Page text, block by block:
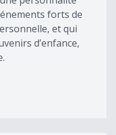
forts de
et qui
d’enfance,